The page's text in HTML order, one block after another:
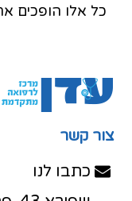
כל אלו הופכים
צור קשר
כתבו לנו